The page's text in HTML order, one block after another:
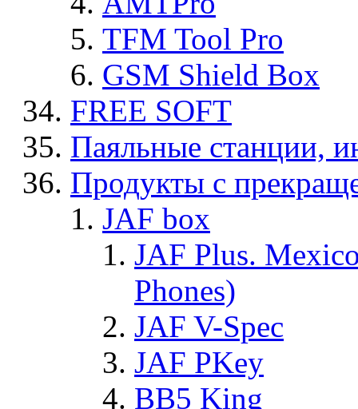
TFM Tool Pro
GSM Shield Box
FREE SOFT
Паяльные станции,
Продукты с
JAF box
JAF Plus.
Phones)
JAF V-Spec
JAF PKey
BB5 King